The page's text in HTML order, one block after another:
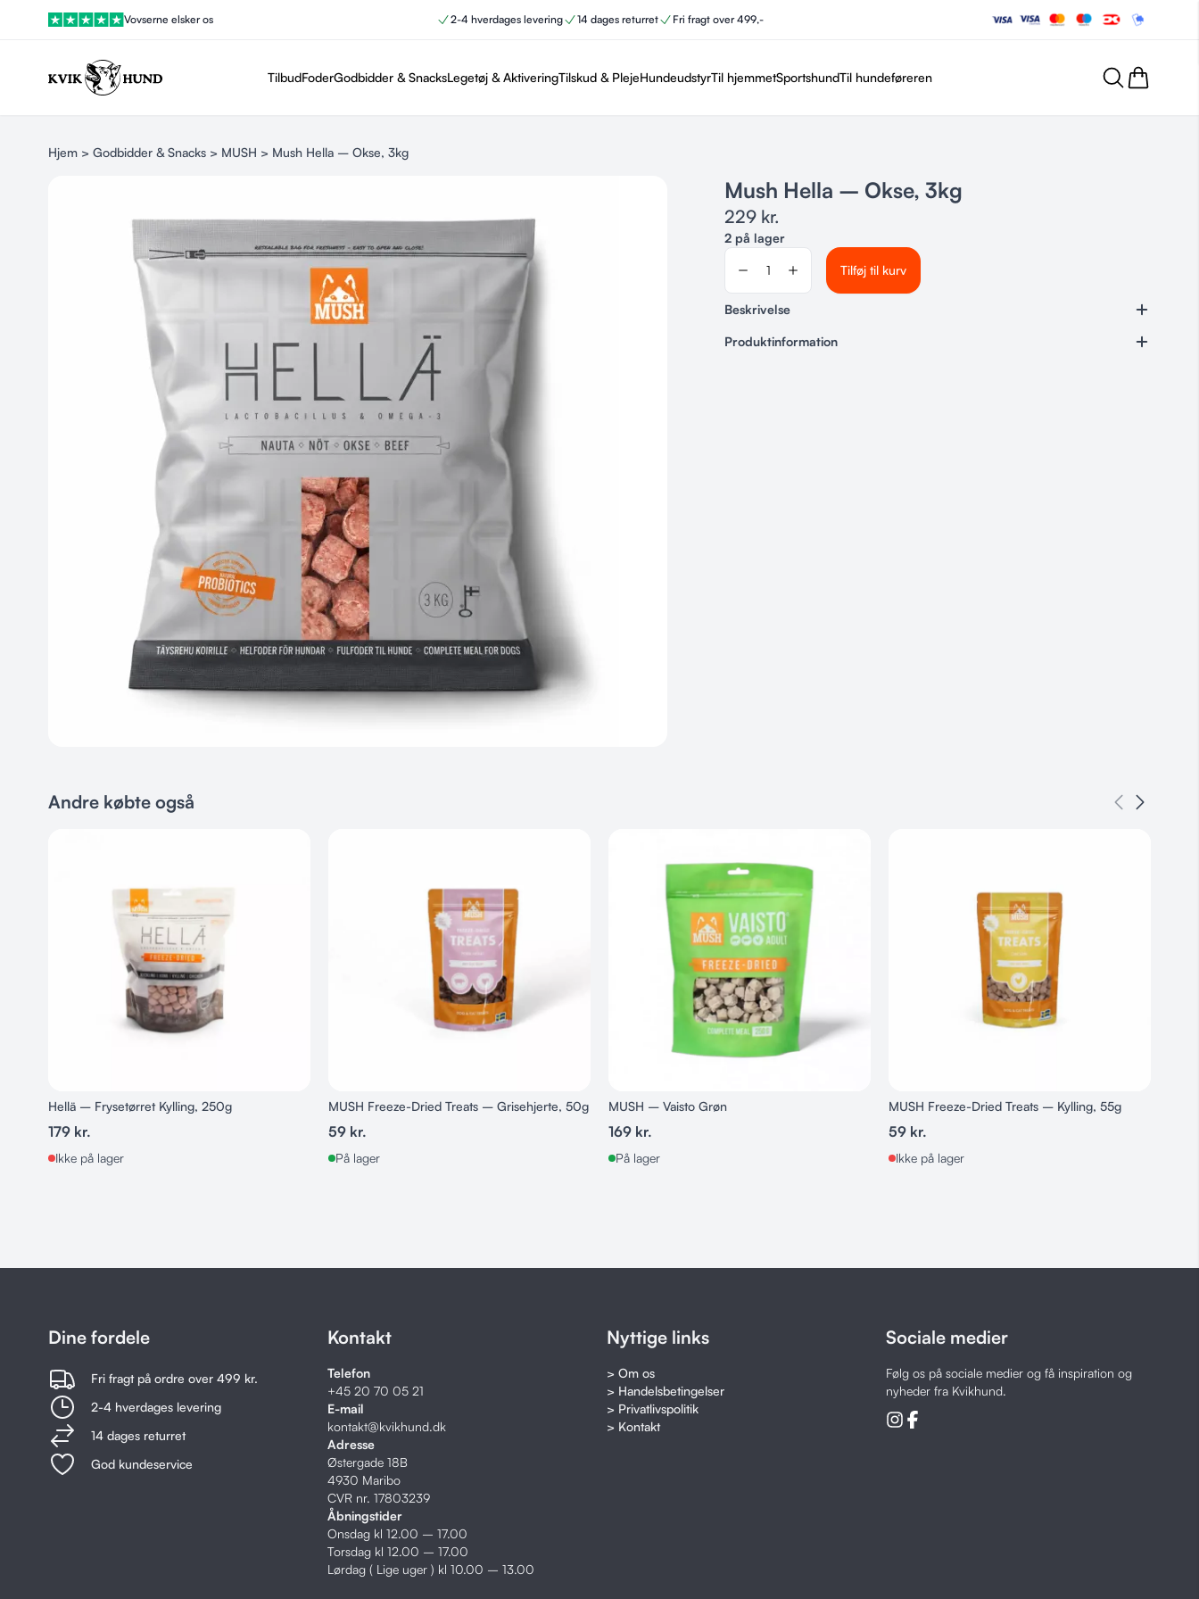
Vovserne elsker os 2-4 hverdages levering 14 dages returret Fri fragt over 499,-
TilbudFoderGodbidder & SnacksLegetøj & AktiveringTilskud & PlejeHundeudstyrTil hjemmetSportshundTil hundeføreren
Hjem > Godbidder & Snacks > MUSH > Mush Hella – Okse, 3kg
Mush Hella – Okse, 3kg
229 kr.
2 på lager
Tilføj til kurv
Beskrivelse
Produktinformation
Andre købte også
Hellä – Frysetørret Kylling, 250g
179 kr.
Ikke på lager
MUSH Freeze-Dried Treats – Grisehjerte, 50g
59 kr.
På lager
MUSH – Vaisto Grøn
169 kr.
På lager
MUSH Freeze-Dried Treats – Kylling, 55g
59 kr.
Ikke på lager
Dine fordele
Fri fragt på ordre over 499 kr.
2-4 hverdages levering
14 dages returret
God kundeservice
Kontakt
Telefon
+45 20 70 05 21
E-mail
kontakt@kvikhund.dk
Adresse
Østergade 18B
4930 Maribo
CVR nr. 17803239
Åbningstider
Onsdag kl 12.00 – 17.00
Torsdag kl 12.00 – 17.00
Lørdag ( Lige uger ) kl 10.00 – 13.00
Nyttige links
> Om os
> Handelsbetingelser
> Privatlivspolitik
> Kontakt
Sociale medier
Følg os på sociale medier og få inspiration og
nyheder fra Kvikhund.